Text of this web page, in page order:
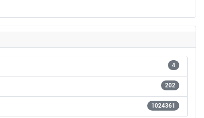
4
202
1024361